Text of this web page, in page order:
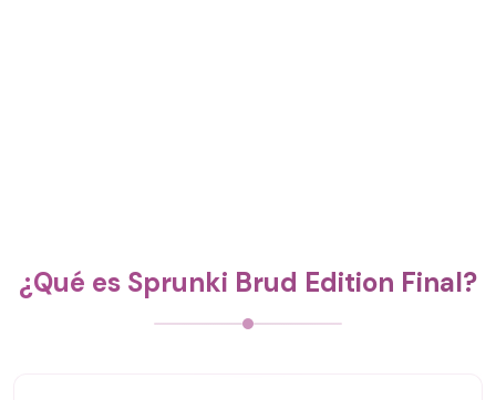
¿Qué es Sprunki Brud Edition Final?